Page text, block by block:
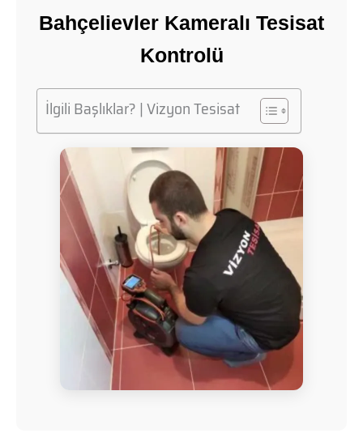
Bahçelievler Kameralı Tesisat
Kontrolü
İlgili Başlıklar? | Vizyon Tesisat